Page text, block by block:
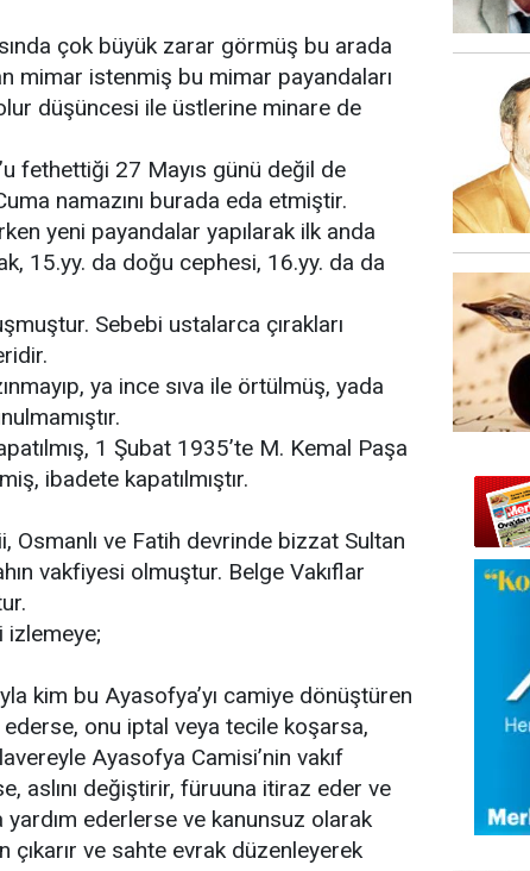
çok büyük zarar görmüş bu arada
mimar istenmiş bu mimar payandaları
düşüncesi ile üstlerine minare de
fethettiği 27 Mayıs günü değil de
namazını burada eda etmiştir.
yeni payandalar yapılarak ilk anda
15.yy. da doğu cephesi, 16.yy. da da
Sebebi ustalarca çırakları
ya ince sıva ile örtülmüş, yada
1 Şubat 1935’te M. Kemal Paşa
ibadete kapatılmıştır.
ve Fatih devrinde bizzat Sultan
vakfiyesi olmuştur. Belge Vakıflar
izlemeye;
kim bu Ayasofya’yı camiye dönüştüren
onu iptal veya tecile koşarsa,
Ayasofya Camisi’nin vakıf
aslını değiştirir, füruuna itiraz eder ve
ederlerse ve kanunsuz olarak
ve sahte evrak düzenleyerek